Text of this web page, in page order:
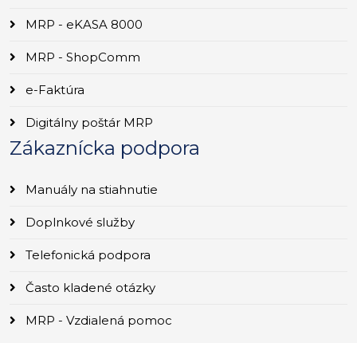
MRP - eKASA 8000
MRP - ShopComm
e-Faktúra
Digitálny poštár MRP
Zákaznícka podpora
Manuály na stiahnutie
Doplnkové služby
Telefonická podpora
Často kladené otázky
MRP - Vzdialená pomoc